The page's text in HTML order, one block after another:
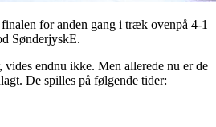
for anden gang i træk ovenpå 4-1
SønderjyskE.
endnu ikke. Men allerede nu er de
De spilles på følgende tider: